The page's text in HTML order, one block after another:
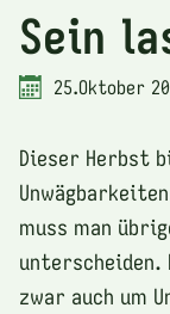
Sein
25.Oktober
Dieser Herbst
muss man
unterscheiden.
zwar auch um